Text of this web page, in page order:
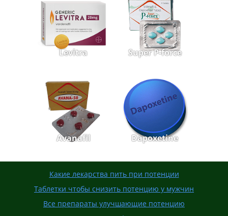
Levitra Super P-force
Avanafil Dapoxetine
Какие лекарства пить при потенции
Таблетки чтобы снизить потенцию у мужчин
Все препараты улучшающие потенцию